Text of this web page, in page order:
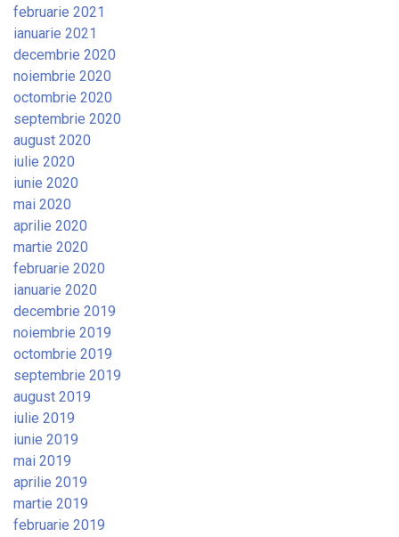
februarie 2021
ianuarie 2021
decembrie 2020
noiembrie 2020
octombrie 2020
septembrie 2020
august 2020
iulie 2020
iunie 2020
mai 2020
aprilie 2020
martie 2020
februarie 2020
ianuarie 2020
decembrie 2019
noiembrie 2019
octombrie 2019
septembrie 2019
august 2019
iulie 2019
iunie 2019
mai 2019
aprilie 2019
martie 2019
februarie 2019